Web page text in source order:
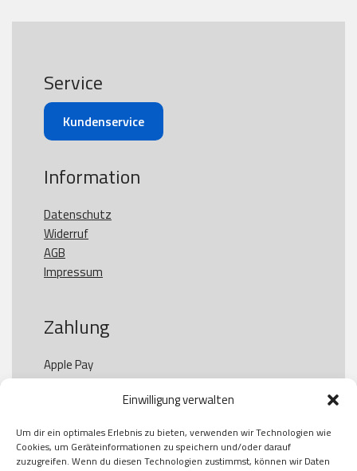
Einwilligung verwalten
Um dir ein optimales Erlebnis zu bieten, verwenden wir Technologien wie
Cookies, um Geräteinformationen zu speichern und/oder darauf
zuzugreifen. Wenn du diesen Technologien zustimmst, können wir Daten
Service
Kundenservice
Information
Datenschutz
Widerruf
AGB
Impressum
Zahlung
Apple Pay
Paypal
Kauf auf Rechung
Klarna